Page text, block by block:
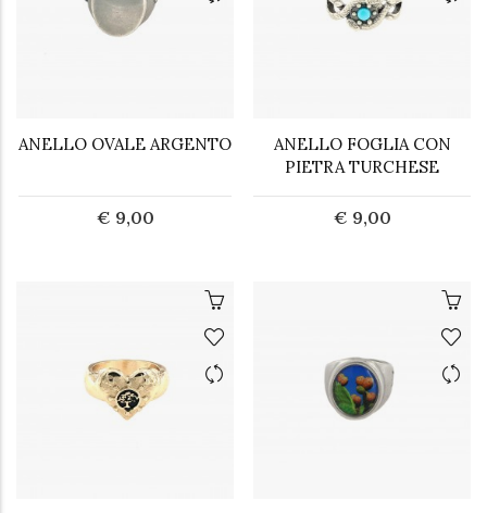
ANELLO OVALE ARGENTO
€ 9,00
ANELLO FOGLIA CON
PIETRA TURCHESE
€ 9,00